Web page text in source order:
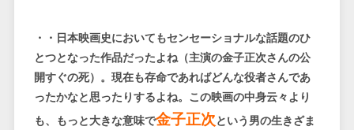
・・日本映画史においてもセンセーショナルな話題のひ
とつとなった作品だったよね（主演の金子正次さんの公
開すぐの死）。現在も存命であればどんな役者さんであ
ったかなと思ったりするよね。この映画の中身云々より
も、もっと大きな意味で金子正次という男の生きざま